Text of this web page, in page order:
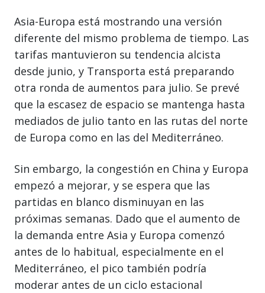
Asia-Europa está mostrando una versión
diferente del mismo problema de tiempo. Las
tarifas mantuvieron su tendencia alcista
desde junio, y Transporta está preparando
otra ronda de aumentos para julio. Se prevé
que la escasez de espacio se mantenga hasta
mediados de julio tanto en las rutas del norte
de Europa como en las del Mediterráneo.
Sin embargo, la congestión en China y Europa
empezó a mejorar, y se espera que las
partidas en blanco disminuyan en las
próximas semanas. Dado que el aumento de
la demanda entre Asia y Europa comenzó
antes de lo habitual, especialmente en el
Mediterráneo, el pico también podría
moderar antes de un ciclo estacional